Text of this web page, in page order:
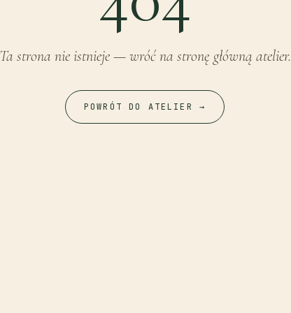
Ta strona nie istnieje — wróć na stronę główną atelier.
POWRÓT DO ATELIER →